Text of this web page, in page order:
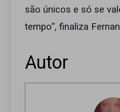
são únicos e só se
tempo”, finaliza
Autor